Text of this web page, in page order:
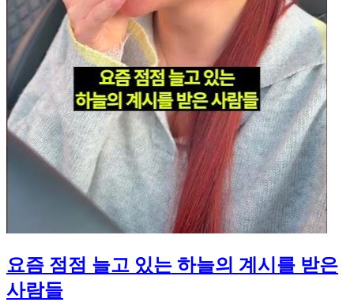
요즘 점점 늘고 있는 하늘의 계시를 받은
사람들